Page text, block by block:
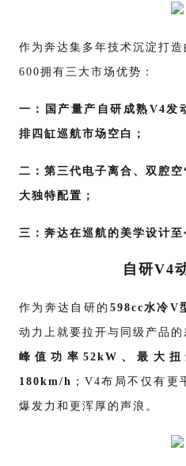
作为奔达集多年技术沉淀打
600拥有三大市场优势：
一：国产量产自研成熟V4发
排四缸巡航市场空白；
二：第三代电子离合、双腔
大独特配置；
三：奔达在巡航的美学设计
自研V4
作为奔达自研的 598cc水冷V
动力上就要拉开与同级产品
峰值功率52kW、最大
180km/h ；V4布局不仅有更
爆发力和更浑厚的声浪。